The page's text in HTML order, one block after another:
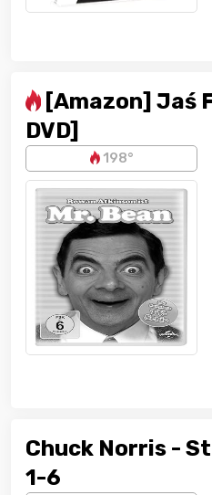
[Amazon] Jaś
DVD]
198°
Chuck Norris -
1-6
beztłuszczowa
Fryer
miesiącu wygrał
Bolkox